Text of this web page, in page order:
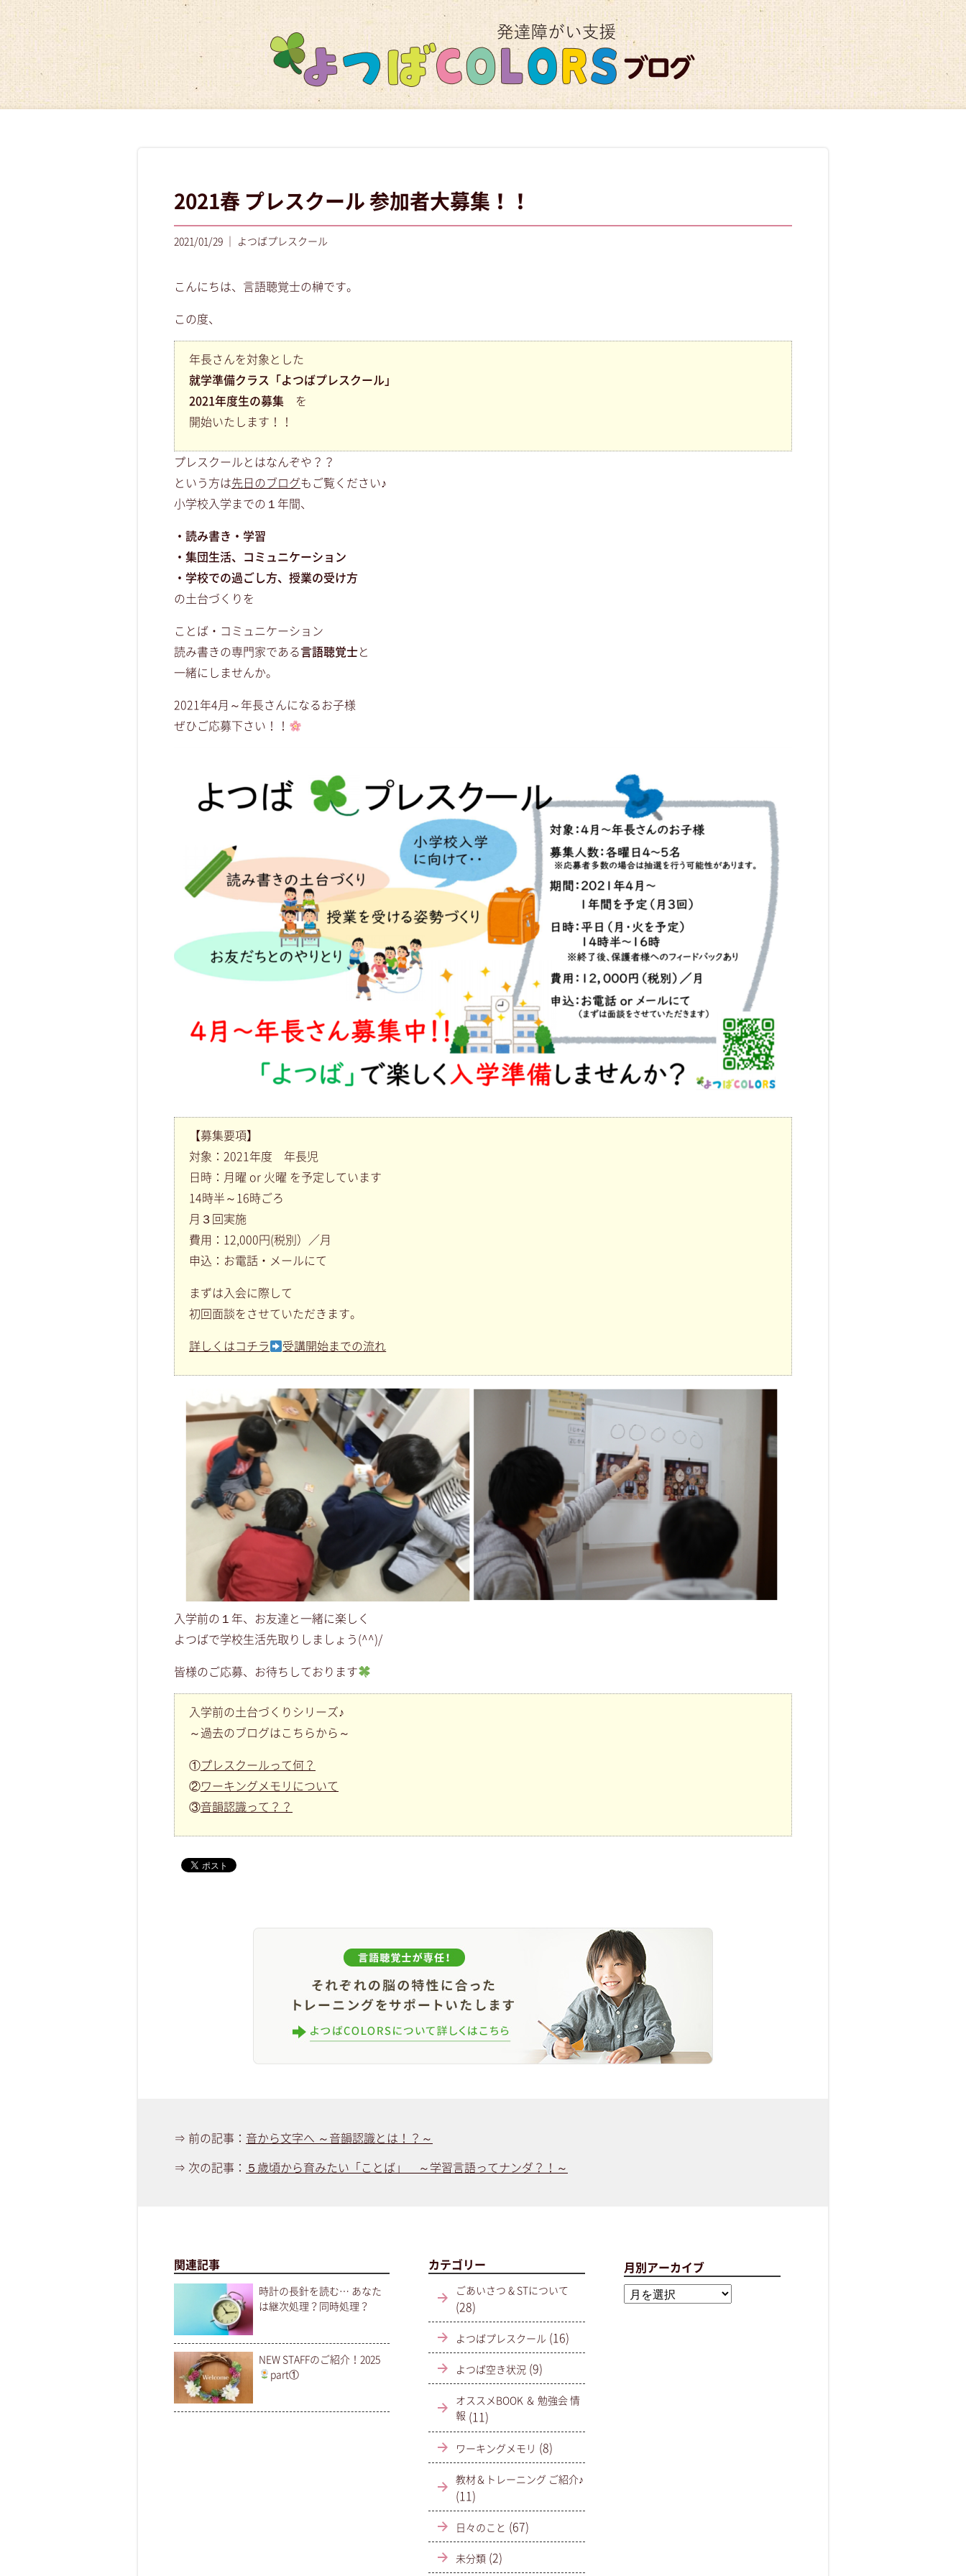
2021春 プレスクール 参加者大募集！！
2021/01/29 ｜ よつばプレスクール
こんにちは、言語聴覚士の榊です。
この度、
年長さんを対象とした
就学準備クラス「よつばプレスクール」
2021年度生の募集 を
開始いたします！！
プレスクールとはなんぞや？？
という方は先日のブログもご覧ください♪
小学校入学までの１年間、
・読み書き・学習
・集団生活、コミュニケーション
・学校での過ごし方、授業の受け方
の土台づくりを
ことば・コミュニケーション
読み書きの専門家である言語聴覚士と
一緒にしませんか。
2021年4月～年長さんになるお子様
ぜひご応募下さい！！
【募集要項】
対象：2021年度 年長児
日時：月曜 or 火曜 を予定しています
14時半～16時ごろ
月３回実施
費用：12,000円(税別）／月
申込：お電話・メールにて
まずは入会に際して
初回面談をさせていただきます。
詳しくはコチラ
受講開始までの流れ
入学前の１年、お友達と一緒に楽しく
よつばで学校生活先取りしましょう(^^)/
皆様のご応募、お待ちしております
入学前の土台づくりシリーズ♪
～過去のブログはこちらから～
①プレスクールって何？
②ワーキングメモリについて
③音韻認識って？？
⇒ 前の記事： 音から文字へ ～音韻認識とは！？～
⇒ 次の記事： ５歳頃から育みたい「ことば」 ～学習言語ってナンダ？！～
関連記事
時計の長針を読む… あなた
は継次処理？同時処理？
NEW STAFFのご紹介！2025
part①
カテゴリー
ごあいさつ & STについて
(28)
よつばプレスクール (16)
よつば空き状況 (9)
オススメBOOK ＆ 勉強会 情
報 (11)
ワーキングメモリ (8)
教材＆トレーニング ご紹介♪
(11)
日々のこと (67)
未分類 (2)
月別アーカイブ
月
別